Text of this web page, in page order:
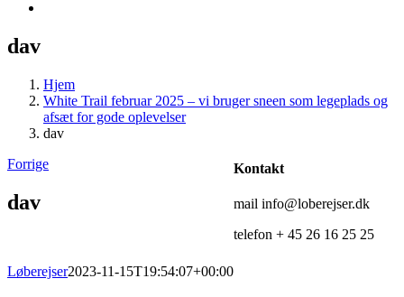
dav
Hjem
White Trail februar 2025 – vi bruger sneen som legeplads og
afsæt for gode oplevelser
dav
Forrige
dav
Løberejser2023-11-15T19:54:07+00:00
Kontakt
mail info@loberejser.dk
telefon + 45 26 16 25 25